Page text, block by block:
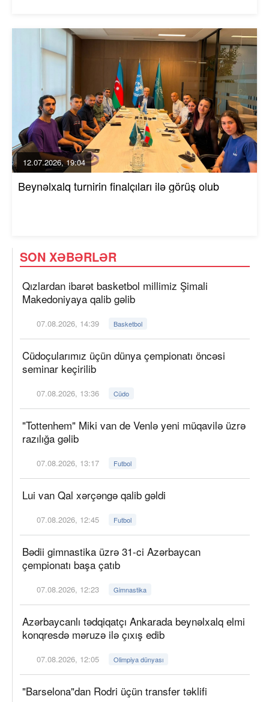
12.07.2026, 19:04
Beynəlxalq turnirin finalçıları ilə görüş olub
SON XƏBƏRLƏR
Qızlardan ibarət basketbol millimiz Şimali
Makedoniyaya qalib gəlib
07.08.2026, 14:39 Basketbol
Cüdoçularımız üçün dünya çempionatı öncəsi
seminar keçirilib
07.08.2026, 13:36 Cüdo
"Tottenhem" Miki van de Venlə yeni müqavilə üzrə
razılığa gəlib
07.08.2026, 13:17 Futbol
Lui van Qal xərçəngə qalib gəldi
07.08.2026, 12:45 Futbol
Bədii gimnastika üzrə 31-ci Azərbaycan
çempionatı başa çatıb
07.08.2026, 12:23 Gimnastika
Azərbaycanlı tədqiqatçı Ankarada beynəlxalq elmi
konqresdə məruzə ilə çıxış edib
07.08.2026, 12:05 Olimpiya dünyası
"Barselona"dan Rodri üçün transfer təklifi